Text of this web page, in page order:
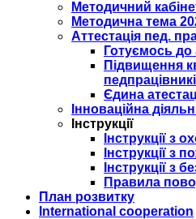
Методичний
Методична тема
Аттестація пед.
Готуємось до
Підвищення
Єдина
Інноваційна
Інструкції
Інструкції з
Інструкції з
Інструкції з
Правила
План розвитку
International cooperation